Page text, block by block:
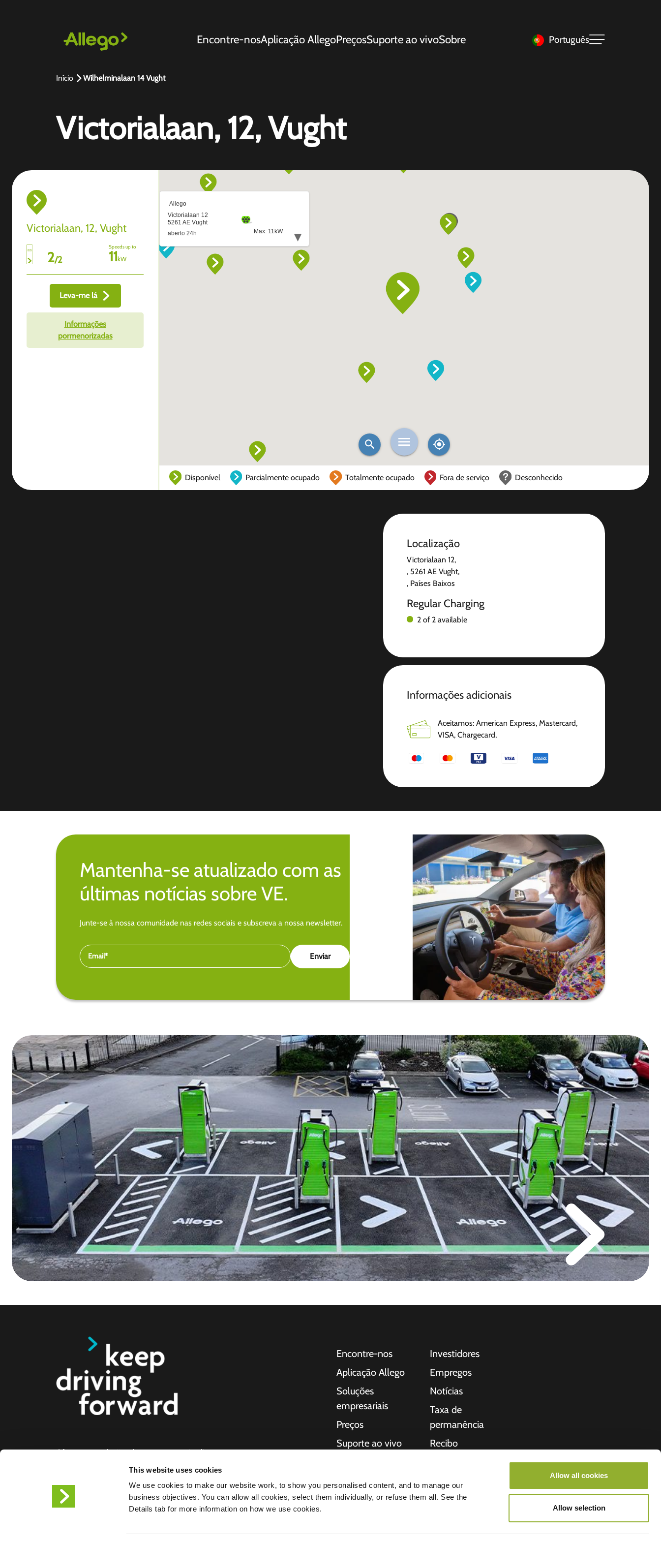
This website uses cookies
We use cookies to make our website work, to show you personalised content, and to manage our
business objectives. You can allow all cookies, select them individually, or refuse them all. See the
Details tab for more information on how we use cookies.
Allow all cookies
Allow selection
Encontre-nosAplicação AllegoPreçosSuporte ao vivoSobre Português
Início Wilhelminalaan 14 Vught
Victorialaan, 12, Vught
Victorialaan, 12, Vught
2/2
Speeds up to
11kW
Leva-me lá
Informações
pormenorizadas
Disponível Parcialmente ocupado Totalmente ocupado Fora de serviço Desconhecido
Localização
Victorialaan 12,
, 5261 AE Vught,
, Países Baixos
Regular Charging
2 of 2 available
Informações adicionais
Aceitamos: American Express, Mastercard,
VISA, Chargecard,
Mantenha-se atualizado com as
últimas notícias sobre VE.
Junte-se à nossa comunidade nas redes sociais e subscreva a nossa newsletter.
Oferecemos soluções de carregamento inteligente para carros
empresas e cidades. As nossas soluções de carregamento completas
facilitam às empresas e às cidades a disponibilização da
infraestrutura de que os condutores de veículos eléctricos
necessitam, enquanto a escalabilidade dos nossos produtos nos
Encontre-nos
Aplicação Allego
Soluções
empresariais
Preços
Suporte ao vivo
Fornecedores
Investidores
Empregos
Notícias
Taxa de
permanência
Recibo